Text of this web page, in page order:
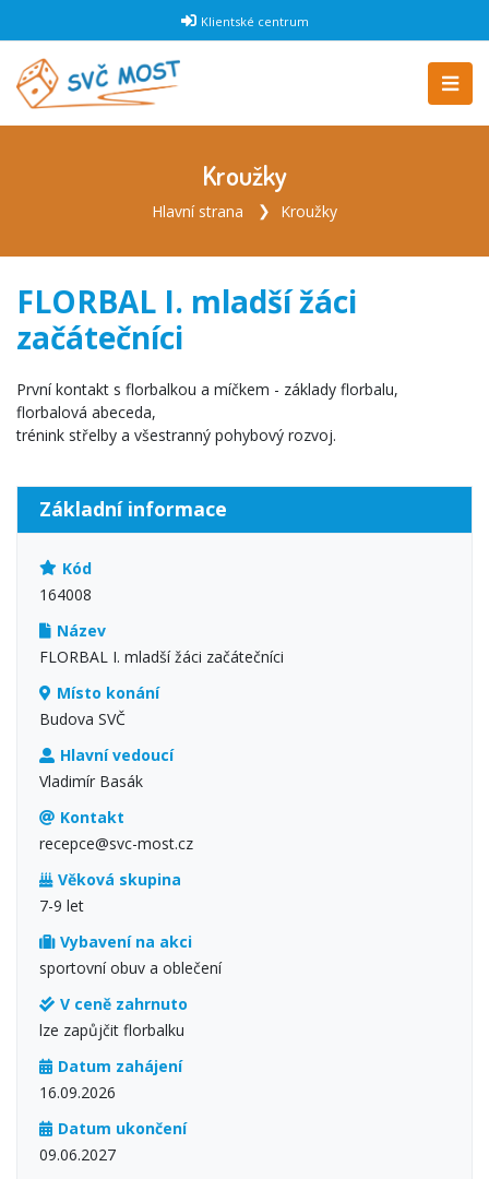
Klientské centrum
Kroužky
Hlavní strana Kroužky
FLORBAL I. mladší žáci
začátečníci
První kontakt s florbalkou a míčkem - základy florbalu,
florbalová abeceda,
trénink střelby a všestranný pohybový rozvoj.
Základní informace
Kód
164008
Název
FLORBAL I. mladší žáci začátečníci
Místo konání
Budova SVČ
Hlavní vedoucí
Vladimír Basák
Kontakt
recepce@svc-most.cz
Věková skupina
7-9 let
Vybavení na akci
sportovní obuv a oblečení
V ceně zahrnuto
lze zapůjčit florbalku
Datum zahájení
16.09.2026
Datum ukončení
09.06.2027